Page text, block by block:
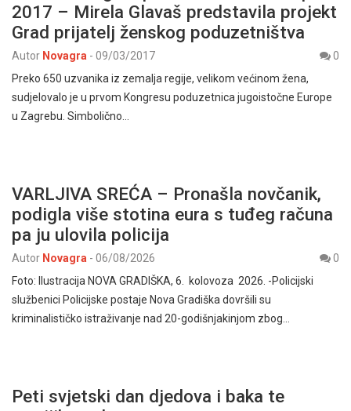
2017 – Mirela Glavaš predstavila projekt
Grad prijatelj ženskog poduzetništva
Autor Novagra - 09/03/2017
0
Preko 650 uzvanika iz zemalja regije, velikom većinom žena,
sudjelovalo je u prvom Kongresu poduzetnica jugoistočne Europe
u Zagrebu. Simbolično…
VARLJIVA SREĆA – Pronašla novčanik,
podigla više stotina eura s tuđeg računa
pa ju ulovila policija
Autor Novagra - 06/08/2026
0
Foto: Ilustracija NOVA GRADIŠKA, 6. kolovoza 2026. -Policijski
službenici Policijske postaje Nova Gradiška dovršili su
kriminalističko istraživanje nad 20-godišnjakinjom zbog…
Peti svjetski dan djedova i baka te